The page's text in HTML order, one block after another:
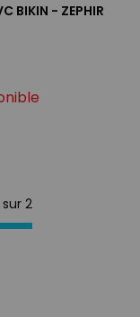
BIKIN - ZEPHIR
2